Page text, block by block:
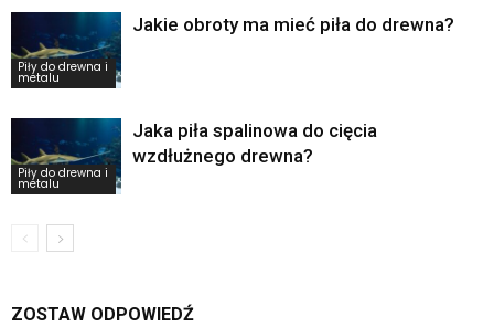
Piły do drewna i
metalu
Jakie obroty ma mieć piła do drewna?
Piły do drewna i
metalu
Jaka piła spalinowa do cięcia
wzdłużnego drewna?
ZOSTAW ODPOWIEDŹ